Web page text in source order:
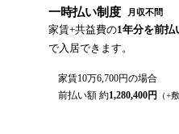
一時払い制度 月収不問
家賃+共益費の1年分を前払
で入居できます。
家賃10万6,700円の場合
前払い額 約1,280,400円 （+